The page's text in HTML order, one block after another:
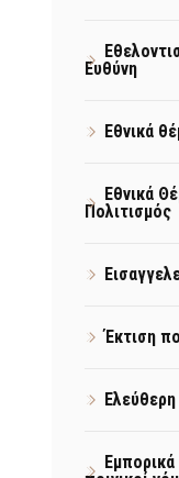
Ευθύνη
Εθνικά
Εθνικά
Πολιτισμός
Έκτιση
Εμπορικά